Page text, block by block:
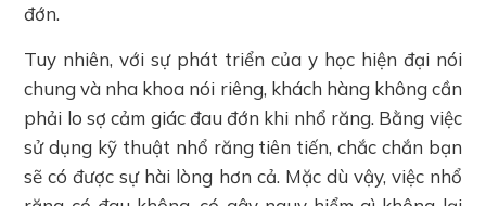
đớn.
Tuy nhiên, với sự phát triển của y học hiện đại nói
chung và nha khoa nói riêng, khách hàng không cần
phải lo sợ cảm giác đau đớn khi nhổ răng. Bằng việc
sử dụng kỹ thuật nhổ răng tiên tiến, chắc chắn bạn
sẽ có được sự hài lòng hơn cả. Mặc dù vậy, việc nhổ